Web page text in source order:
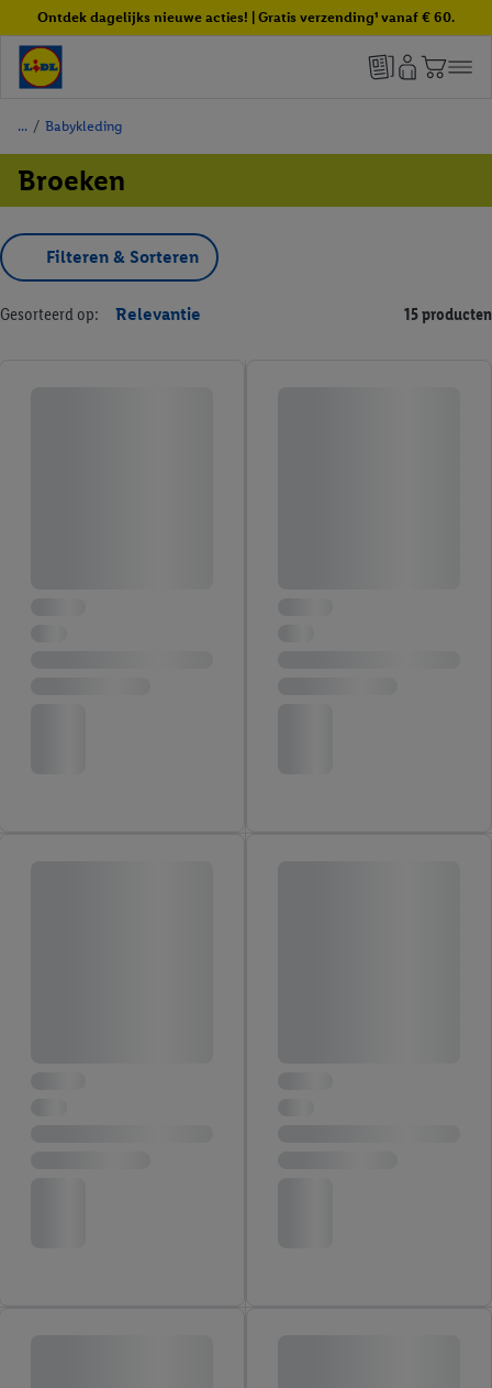
Ontdek dagelijks nieuwe acties! | Gratis verzending¹ vanaf € 60.
/ Babykleding
Broeken
Filteren & Sorteren
Gesorteerd op: Relevantie 15 producten